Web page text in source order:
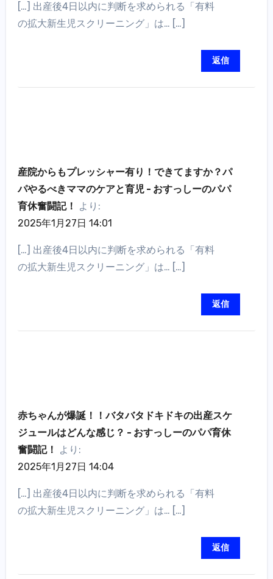
[…] 出産後4日以内に判断を求められる「有料
の拡大新生児スクリーニング」は… […]
返信
産院からもプレッシャー有り！できてますか？パ
パやるべきママのケアと育児 - おすっしーのパパ
育休奮闘記！
より:
2025年1月27日 14:01
[…] 出産後4日以内に判断を求められる「有料
の拡大新生児スクリーニング」は… […]
返信
赤ちゃんが爆誕！！バタバタドキドキの出産スケ
ジュールはどんな感じ？ - おすっしーのパパ育休
奮闘記！
より:
2025年1月27日 14:04
[…] 出産後4日以内に判断を求められる「有料
の拡大新生児スクリーニング」は… […]
返信